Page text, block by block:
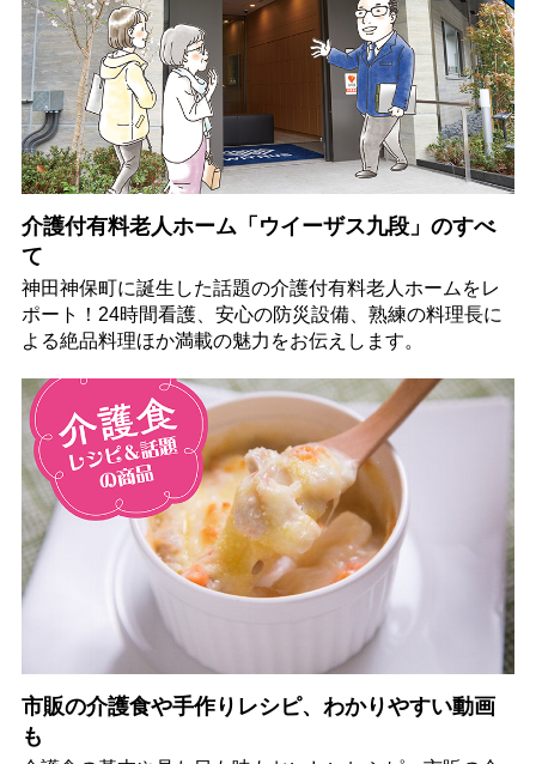
介護付有料老人ホーム「ウイーザス九段」のすべ
て
神田神保町に誕生した話題の介護付有料老人ホームをレ
ポート！24時間看護、安心の防災設備、熟練の料理長に
よる絶品料理ほか満載の魅力をお伝えします。
市販の介護食や手作りレシピ、わかりやすい動画
も